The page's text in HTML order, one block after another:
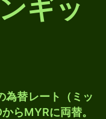
ギッ
為替レート（ミッ
らMYRに両替。